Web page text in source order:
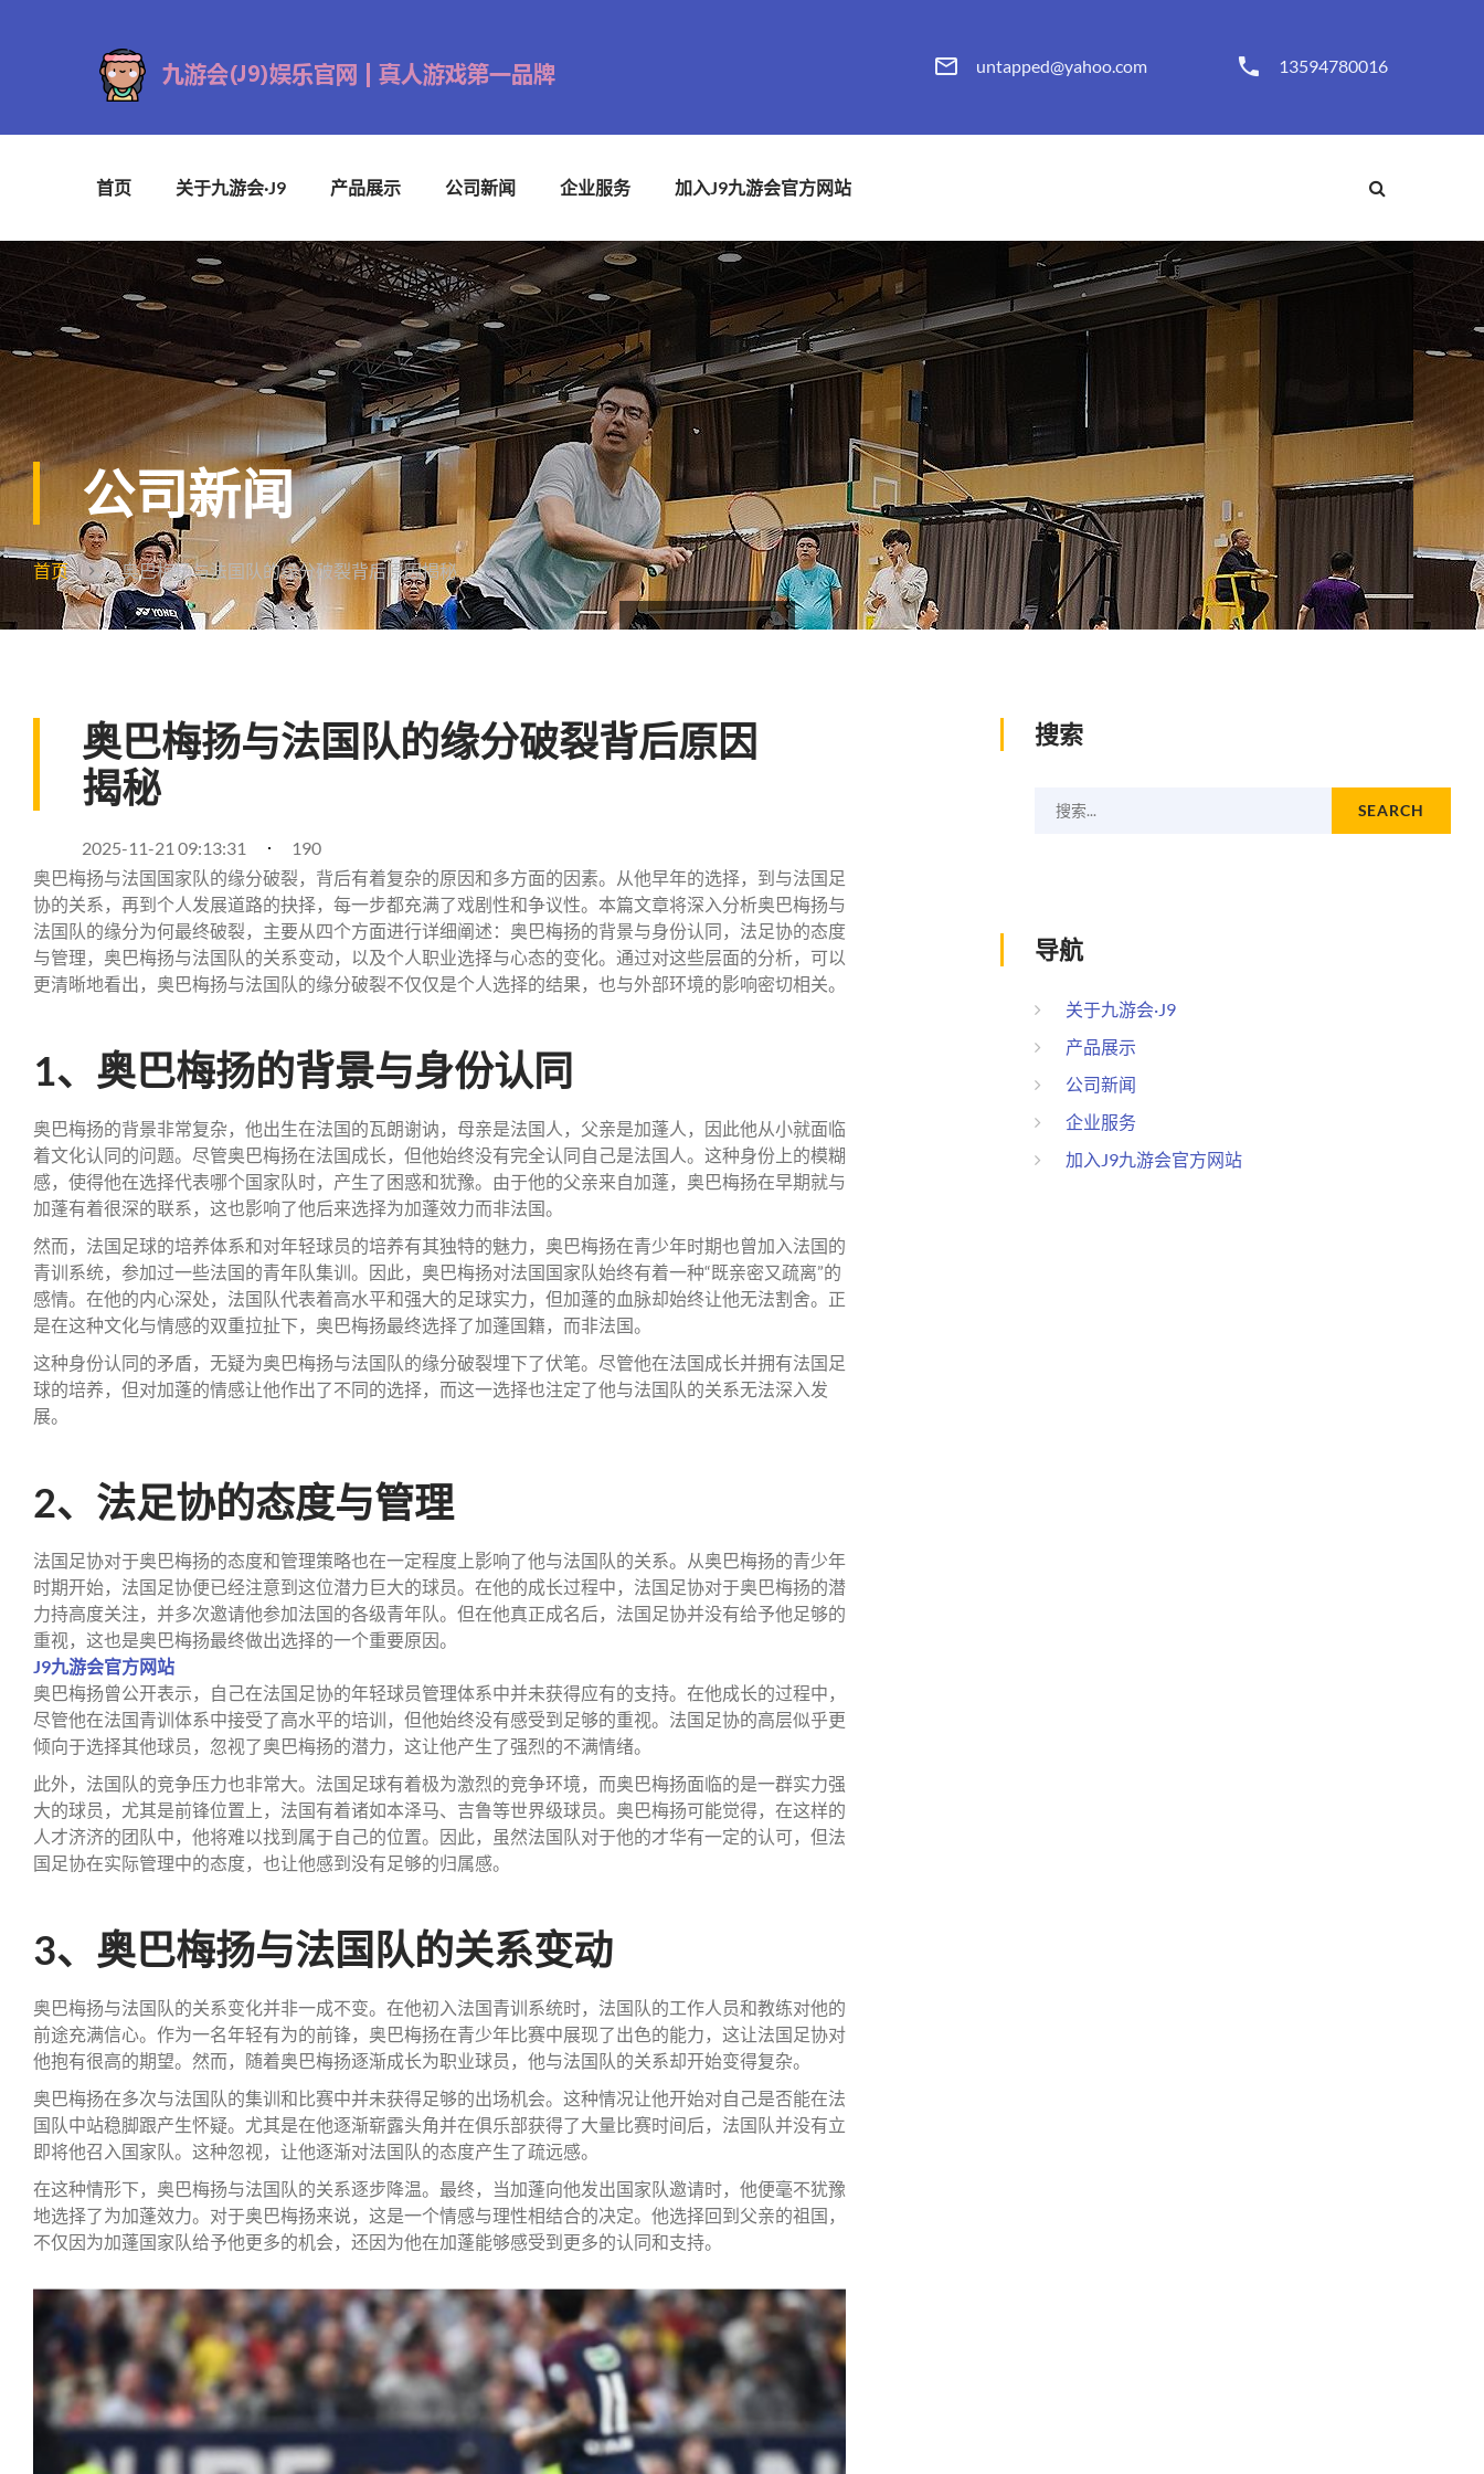
untapped@yahoo.com 13594780016
首页 关于九游会·J9 产品展示 公司新闻 企业服务 加入J9九游会官方网站
公司新闻
首页 奥巴梅扬与法国队的缘分破裂背后原因揭秘
奥巴梅扬与法国队的缘分破裂背后原因
揭秘
2025-11-21 09:13:31
190
奥巴梅扬与法国国家队的缘分破裂，背后有着复杂的原因和多方面的因素。从他早年的选择，到与法国足
协的关系，再到个人发展道路的抉择，每一步都充满了戏剧性和争议性。本篇文章将深入分析奥巴梅扬与
法国队的缘分为何最终破裂，主要从四个方面进行详细阐述：奥巴梅扬的背景与身份认同，法足协的态度
与管理，奥巴梅扬与法国队的关系变动，以及个人职业选择与心态的变化。通过对这些层面的分析，可以
更清晰地看出，奥巴梅扬与法国队的缘分破裂不仅仅是个人选择的结果，也与外部环境的影响密切相关。
1、奥巴梅扬的背景与身份认同
奥巴梅扬的背景非常复杂，他出生在法国的瓦朗谢讷，母亲是法国人，父亲是加蓬人，因此他从小就面临
着文化认同的问题。尽管奥巴梅扬在法国成长，但他始终没有完全认同自己是法国人。这种身份上的模糊
感，使得他在选择代表哪个国家队时，产生了困惑和犹豫。由于他的父亲来自加蓬，奥巴梅扬在早期就与
加蓬有着很深的联系，这也影响了他后来选择为加蓬效力而非法国。
然而，法国足球的培养体系和对年轻球员的培养有其独特的魅力，奥巴梅扬在青少年时期也曾加入法国的
青训系统，参加过一些法国的青年队集训。因此，奥巴梅扬对法国国家队始终有着一种“既亲密又疏离”的
感情。在他的内心深处，法国队代表着高水平和强大的足球实力，但加蓬的血脉却始终让他无法割舍。正
是在这种文化与情感的双重拉扯下，奥巴梅扬最终选择了加蓬国籍，而非法国。
这种身份认同的矛盾，无疑为奥巴梅扬与法国队的缘分破裂埋下了伏笔。尽管他在法国成长并拥有法国足
球的培养，但对加蓬的情感让他作出了不同的选择，而这一选择也注定了他与法国队的关系无法深入发
展。
2、法足协的态度与管理
法国足协对于奥巴梅扬的态度和管理策略也在一定程度上影响了他与法国队的关系。从奥巴梅扬的青少年
时期开始，法国足协便已经注意到这位潜力巨大的球员。在他的成长过程中，法国足协对于奥巴梅扬的潜
力持高度关注，并多次邀请他参加法国的各级青年队。但在他真正成名后，法国足协并没有给予他足够的
重视，这也是奥巴梅扬最终做出选择的一个重要原因。
J9九游会官方网站
奥巴梅扬曾公开表示，自己在法国足协的年轻球员管理体系中并未获得应有的支持。在他成长的过程中，
尽管他在法国青训体系中接受了高水平的培训，但他始终没有感受到足够的重视。法国足协的高层似乎更
倾向于选择其他球员，忽视了奥巴梅扬的潜力，这让他产生了强烈的不满情绪。
此外，法国队的竞争压力也非常大。法国足球有着极为激烈的竞争环境，而奥巴梅扬面临的是一群实力强
大的球员，尤其是前锋位置上，法国有着诸如本泽马、吉鲁等世界级球员。奥巴梅扬可能觉得，在这样的
人才济济的团队中，他将难以找到属于自己的位置。因此，虽然法国队对于他的才华有一定的认可，但法
国足协在实际管理中的态度，也让他感到没有足够的归属感。
3、奥巴梅扬与法国队的关系变动
奥巴梅扬与法国队的关系变化并非一成不变。在他初入法国青训系统时，法国队的工作人员和教练对他的
前途充满信心。作为一名年轻有为的前锋，奥巴梅扬在青少年比赛中展现了出色的能力，这让法国足协对
他抱有很高的期望。然而，随着奥巴梅扬逐渐成长为职业球员，他与法国队的关系却开始变得复杂。
奥巴梅扬在多次与法国队的集训和比赛中并未获得足够的出场机会。这种情况让他开始对自己是否能在法
国队中站稳脚跟产生怀疑。尤其是在他逐渐崭露头角并在俱乐部获得了大量比赛时间后，法国队并没有立
即将他召入国家队。这种忽视，让他逐渐对法国队的态度产生了疏远感。
在这种情形下，奥巴梅扬与法国队的关系逐步降温。最终，当加蓬向他发出国家队邀请时，他便毫不犹豫
地选择了为加蓬效力。对于奥巴梅扬来说，这是一个情感与理性相结合的决定。他选择回到父亲的祖国，
不仅因为加蓬国家队给予他更多的机会，还因为他在加蓬能够感受到更多的认同和支持。
搜索
搜索... SEARCH
导航
关于九游会·J9
产品展示
公司新闻
企业服务
加入J9九游会官方网站